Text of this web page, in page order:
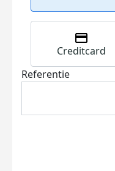
Creditcard
Referentie